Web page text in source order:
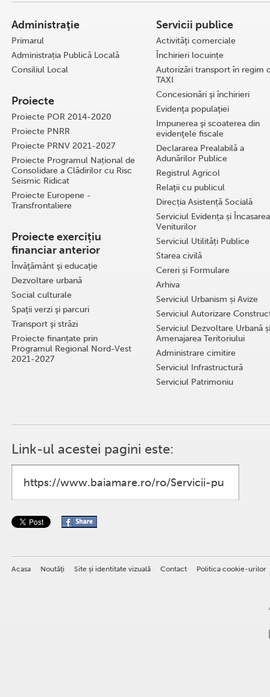
Administraţie
Primarul
Administrația Publică Locală
Consiliul Local
Proiecte
Proiecte POR 2014-2020
Proiecte PNRR
Proiecte PRNV 2021-2027
Proiecte Programul Național de
Consolidare a Clădirilor cu Risc
Seismic Ridicat
Proiecte Europene -
Transfrontaliere
Proiecte exercițiu
financiar anterior
Învăţământ şi educaţie
Dezvoltare urbană
Social culturale
Spaţii verzi şi parcuri
Transport şi străzi
Proiecte finanțate prin
Programul Regional Nord-Vest
2021-2027
Servicii publice
Activităţi comerciale
Închirieri locuințe
Autorizări transport în regim
TAXI
Concesionări şi închirieri
Evidenţa populaţiei
Impunerea şi scoaterea din
evidenţele fiscale
Declararea Prealabilă a
Adunărilor Publice
Registrul Agricol
Relaţii cu publicul
Direcția Asistență Socială
Serviciul Evidența și Încasarea
Veniturilor
Serviciul Utilități Publice
Starea civilă
Cereri și Formulare
Arhiva
Serviciul Urbanism și Avize
Serviciul Autorizare
Serviciul Dezvoltare Urbană și
Amenajarea Teritoriului
Administrare cimitire
Serviciul Infrastructură
Serviciul Patrimoniu
Link-ul acestei pagini este:
Acasa Noutăţi Site și identitate vizuală Contact Politica cookie-urilor